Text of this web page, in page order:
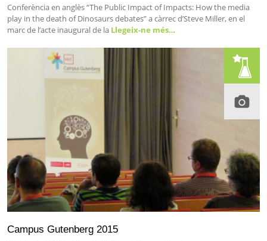
Conferència en anglès “The Public Impact of Impacts: How the media
play in the death of Dinosaurs debates” a càrrec d’Steve Miller, en el
marc de l’acte inaugural de la Llegeix-ne més…
Campus Gutenberg 2015